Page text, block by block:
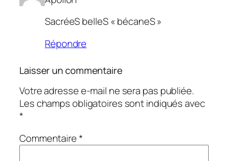
SacréeS belleS « bécaneS »
Répondre
Laisser un commentaire
Votre adresse e-mail ne sera pas publiée.
Les champs obligatoires sont indiqués avec
*
Commentaire*